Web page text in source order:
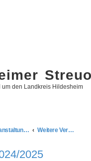
um den Landkreis Hildesheim
Veranstaltungen Weitere Veranstaltungen
2025